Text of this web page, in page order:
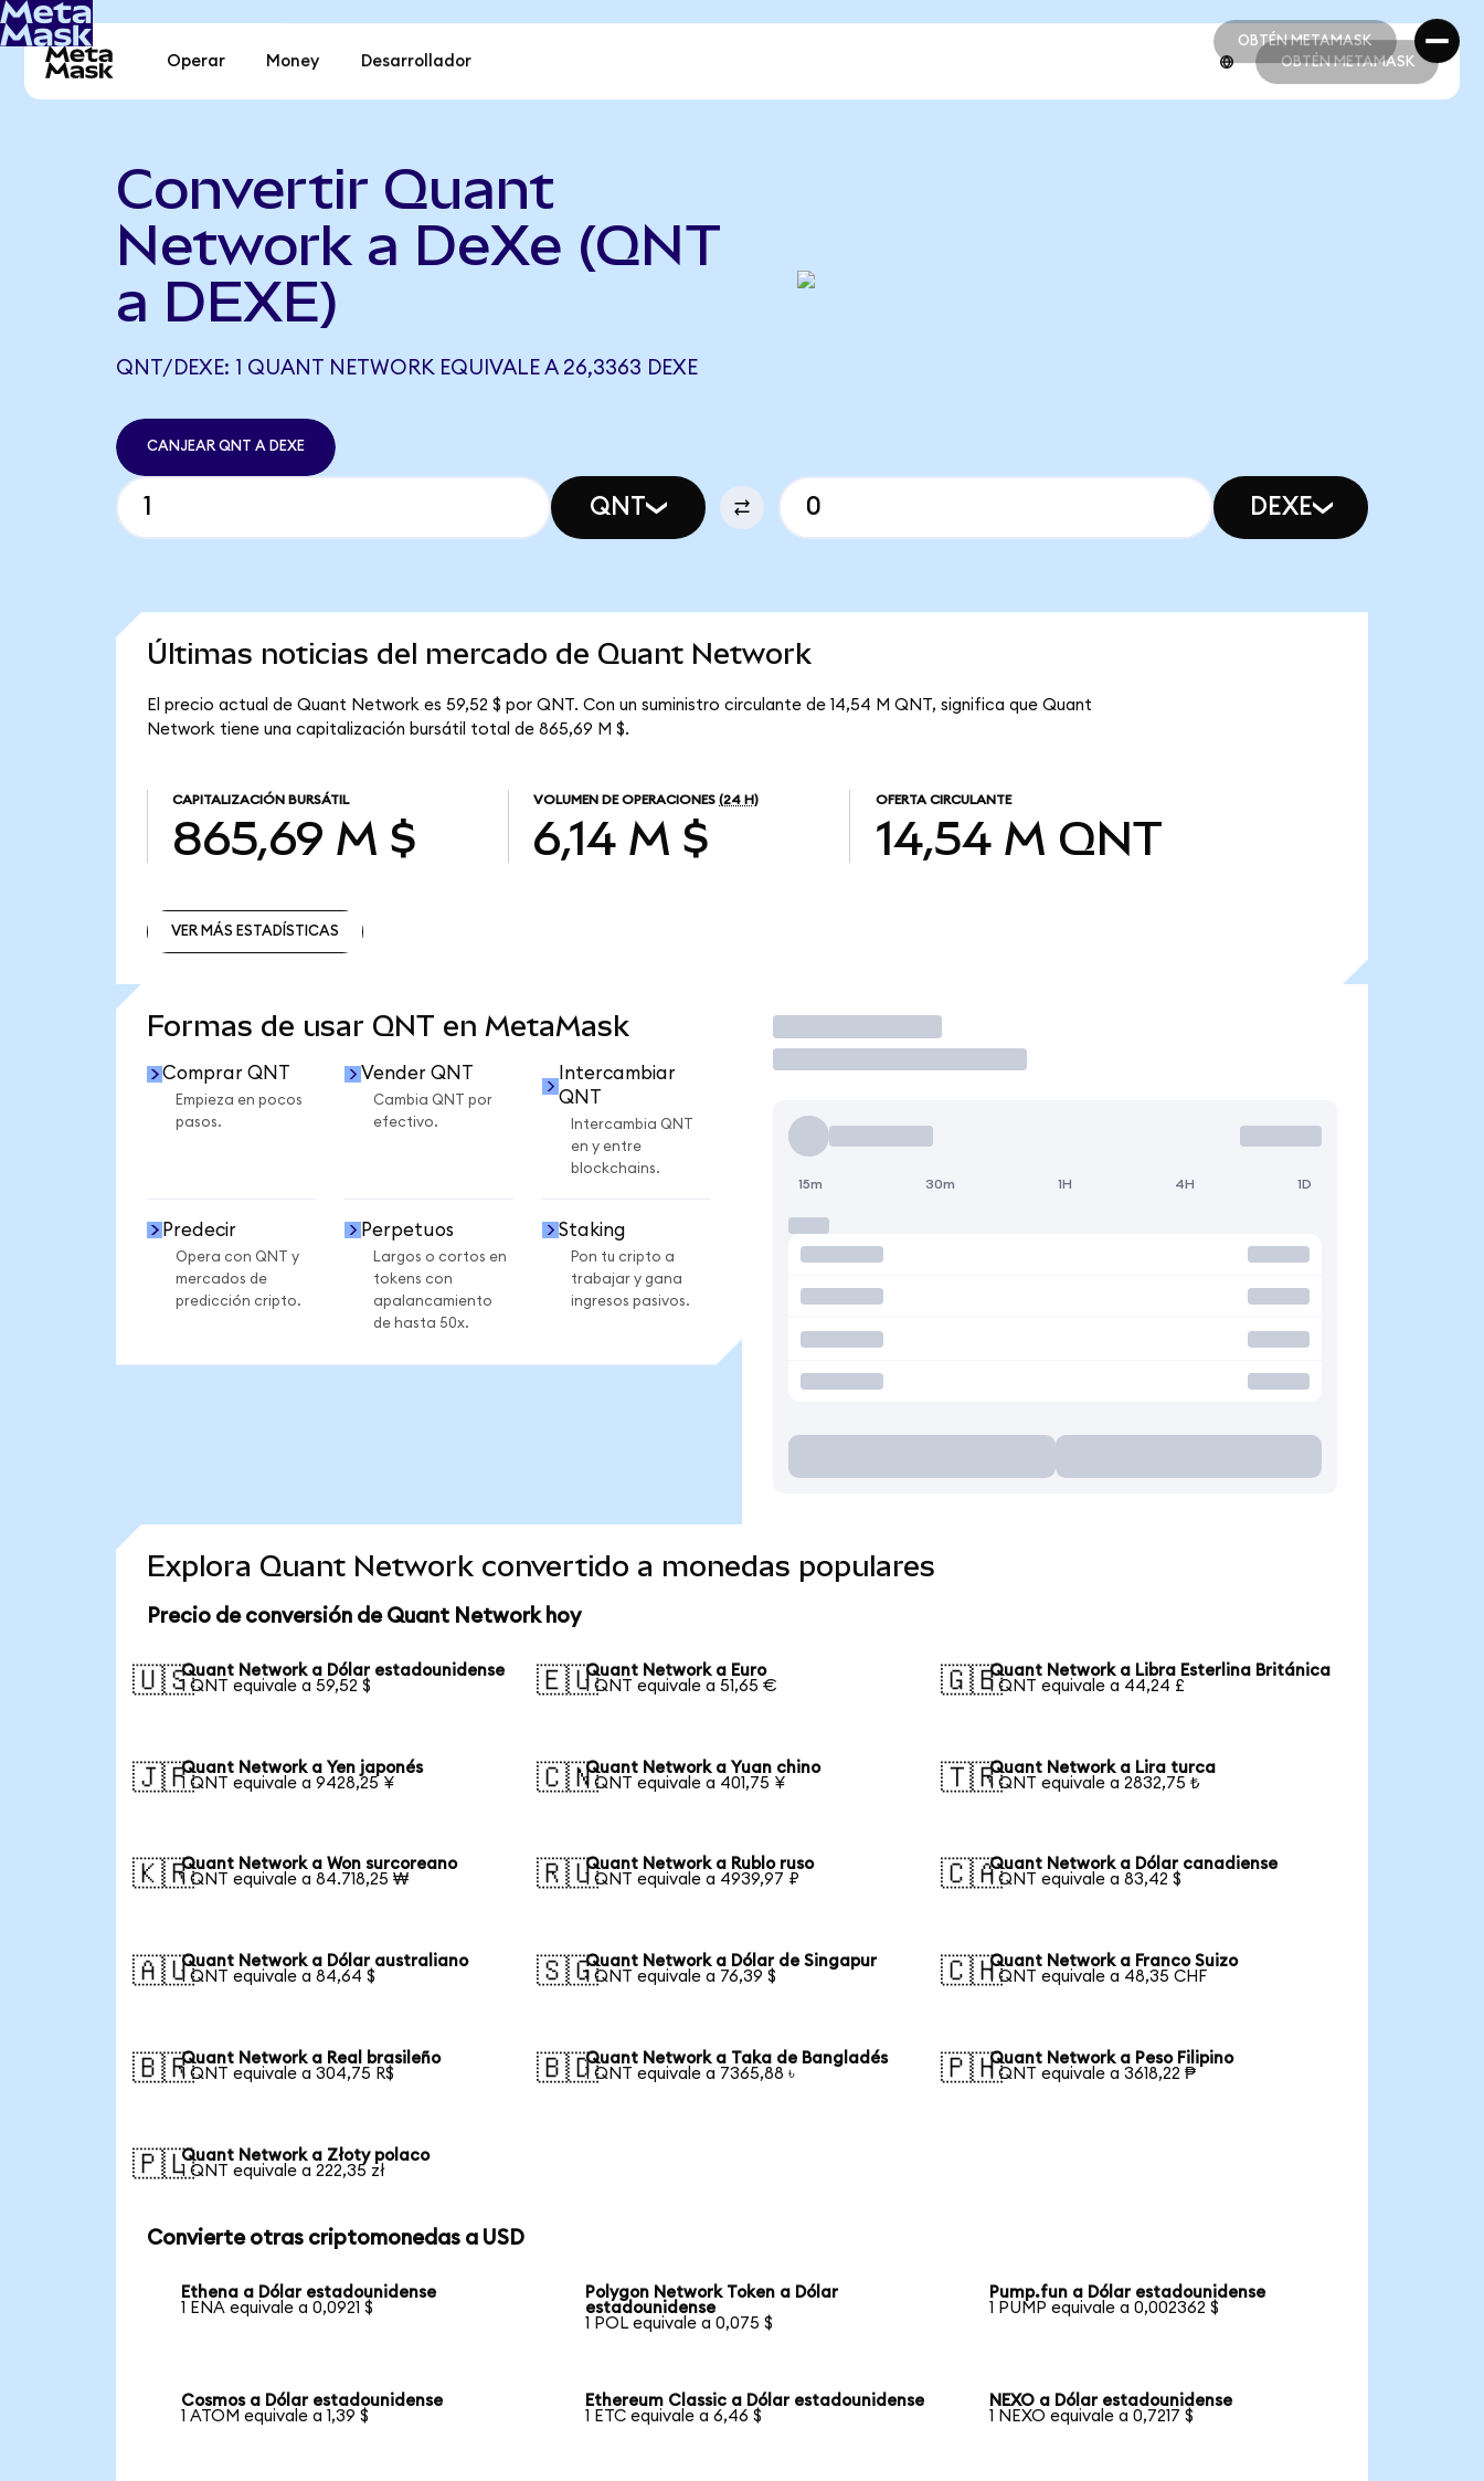
OBTÉN METAMASK
OBTÉN METAMASK
Operar Money Desarrollador OBTÉN METAMASK
Convertir Quant
Network a DeXe (QNT
a DEXE)
QNT/DEXE: 1 QUANT NETWORK EQUIVALE A 26,3363 DEXE
CANJEAR QNT A DEXE
QNT DEXE
Últimas noticias del mercado de Quant Network
El precio actual de Quant Network es 59,52 $ por QNT. Con un suministro circulante de 14,54 M QNT, significa que Quant
Network tiene una capitalización bursátil total de 865,69 M $.
CAPITALIZACIÓN BURSÁTIL
865,69 M $
VOLUMEN DE OPERACIONES (24 H)
6,14 M $
OFERTA CIRCULANTE
14,54 M QNT
VER MÁS ESTADÍSTICAS
Formas de usar QNT en MetaMask
Comprar QNT
Empieza en pocos
pasos.
Vender QNT
Cambia QNT por
efectivo.
Intercambiar
QNT
Intercambia QNT
en y entre
blockchains.
Predecir
Opera con QNT y
mercados de
predicción cripto.
Perpetuos
Largos o cortos en
tokens con
apalancamiento
de hasta 50x.
Staking
Pon tu cripto a
trabajar y gana
ingresos pasivos.
Operar
15m 30m 1H 4H 1D
Explora Quant Network convertido a monedas populares
Precio de conversión de Quant Network hoy
🇺🇸Quant Network a Dólar estadounidense
1 QNT equivale a 59,52 $
🇪🇺Quant Network a Euro
1 QNT equivale a 51,65 €
🇬🇧Quant Network a Libra Esterlina Británica
1 QNT equivale a 44,24 £
🇯🇵Quant Network a Yen japonés
1 QNT equivale a 9428,25 ¥
🇨🇳Quant Network a Yuan chino
1 QNT equivale a 401,75 ¥
🇹🇷Quant Network a Lira turca
1 QNT equivale a 2832,75 ₺
🇰🇷Quant Network a Won surcoreano
1 QNT equivale a 84.718,25 ₩
🇷🇺Quant Network a Rublo ruso
1 QNT equivale a 4939,97 ₽
🇨🇦Quant Network a Dólar canadiense
1 QNT equivale a 83,42 $
🇦🇺Quant Network a Dólar australiano
1 QNT equivale a 84,64 $
🇸🇬Quant Network a Dólar de Singapur
1 QNT equivale a 76,39 $
🇨🇭Quant Network a Franco Suizo
1 QNT equivale a 48,35 CHF
🇧🇷Quant Network a Real brasileño
1 QNT equivale a 304,75 R$
🇧🇩Quant Network a Taka de Bangladés
1 QNT equivale a 7365,88 ৳
🇵🇭Quant Network a Peso Filipino
1 QNT equivale a 3618,22 ₱
🇵🇱Quant Network a Złoty polaco
1 QNT equivale a 222,35 zł
Convierte otras criptomonedas a USD
Ethena a Dólar estadounidense
1 ENA equivale a 0,0921 $
Polygon Network Token a Dólar
estadounidense
1 POL equivale a 0,075 $
Pump.fun a Dólar estadounidense
1 PUMP equivale a 0,002362 $
Cosmos a Dólar estadounidense
1 ATOM equivale a 1,39 $
Ethereum Classic a Dólar estadounidense
1 ETC equivale a 6,46 $
NEXO a Dólar estadounidense
1 NEXO equivale a 0,7217 $